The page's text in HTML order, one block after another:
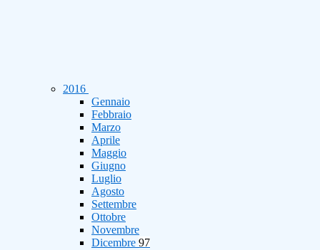
2016
Gennaio
Febbraio
Marzo
Aprile
Maggio
Giugno
Luglio
Agosto
Settembre
Ottobre
Novembre
Dicembre 97